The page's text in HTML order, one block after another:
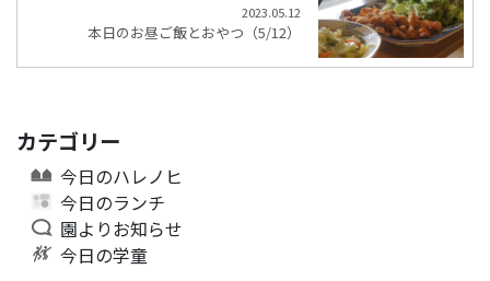
2023.05.12
本日のお昼ご飯とおやつ（5/12）
カテゴリー
今日のハレノヒ
今日のランチ
園よりお知らせ
今日の学童